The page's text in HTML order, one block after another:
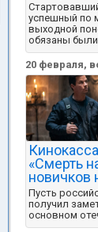
успешный по
выходной
обязаны были
20 февраля,
«Смерть
новичков
Пусть
получил
основном